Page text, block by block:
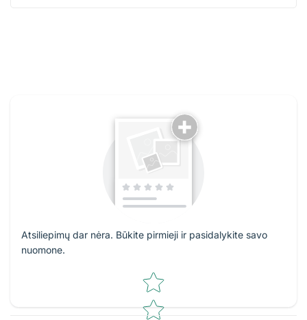
Atsiliepimų dar nėra. Būkite pirmieji ir pasidalykite savo
nuomone.
Star rating